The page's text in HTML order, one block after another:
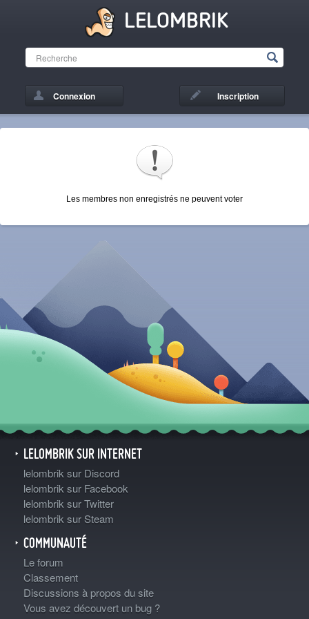
LELOMBRIK
Connexion Inscription
Les membres non enregistrés ne peuvent voter
LELOMBRIK SUR INTERNET
lelombrik sur Discord
lelombrik sur Facebook
lelombrik sur Twitter
lelombrik sur Steam
COMMUNAUTÉ
Le forum
Classement
Discussions à propos du site
Vous avez découvert un bug ?